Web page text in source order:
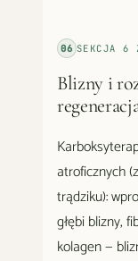
06 SEKCJA6
Blizny i
atroficznych
trądziku):
głębi blizny,
kolagen —